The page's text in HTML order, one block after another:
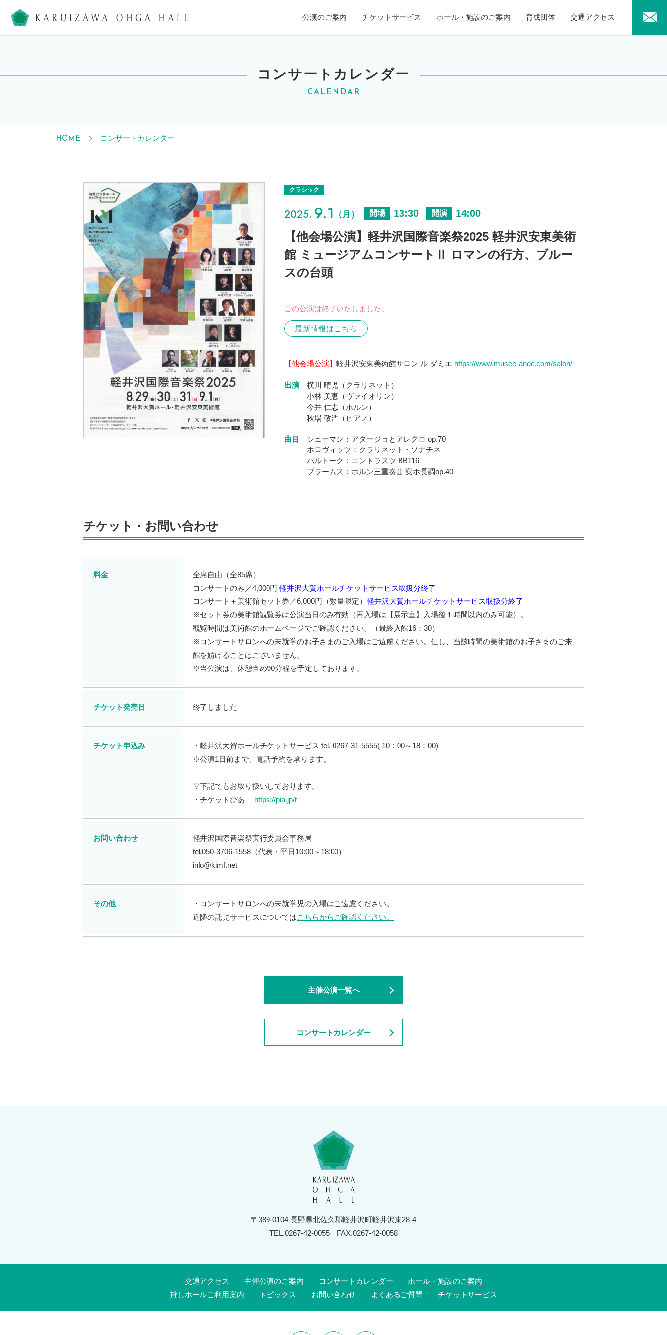
公演のご案内 チケットサービス ホール・施設のご案内 育成団体 交通アクセス
コンサートカレンダー
CALENDAR
HOME コンサートカレンダー
クラシック
2025. 9.1 （月） 開場 13:30 開演 14:00
【他会場公演】軽井沢国際音楽祭2025 軽井沢安東美術
館 ミュージアムコンサートⅡ ロマンの行方、ブルー
スの台頭
この公演は終了いたしました。
最新情報はこちら
【他会場公演】 軽井沢安東美術館サロン ル ダミエ https://www.musee-ando.com/salon/
出演
横川 晴児（クラリネット）
小林 美恵（ヴァイオリン）
今井 仁志（ホルン）
秋場 敬浩（ピアノ）
曲目
シューマン：アダージョとアレグロ op.70
ホロヴィッツ：クラリネット・ソナチネ
バルトーク：コントラスツ BB116
ブラームス：ホルン三重奏曲 変ホ長調op.40
チケット・お問い合わせ
料金
全席自由（全85席）
コンサートのみ／4,000円 軽井沢大賀ホールチケットサービス取扱分終了
コンサート＋美術館セット券／6,000円（数量限定） 軽井沢大賀ホールチケットサービス取扱分終了
※セット券の美術館観覧券は公演当日のみ有効（再入場は【展示室】入場後１時間以内のみ可能）。
観覧時間は美術館のホームページでご確認ください。（最終入館16：30）
※コンサートサロンへの未就学のお子さまのご入場はご遠慮ください。但し、当該時間の美術館のお子さまのご来
館を妨げることはございません。
※当公演は、休憩含め90分程を予定しております。
チケット発売日 終了しました
チケット申込み
・軽井沢大賀ホールチケットサービス tel. 0267-31-5555( 10：00～18：00)
※公演1日前まで、電話予約を承ります。
▽下記でもお取り扱いしております。
・チケットぴあ https://pia.jp/t
お問い合わせ
軽井沢国際音楽祭実行委員会事務局
tel.050-3706-1558（代表・平日10:00～18:00）
info@kimf.net
その他
・コンサートサロンへの未就学児の入場はご遠慮ください。
近隣の託児サービスについてはこちらからご確認ください。
主催公演一覧へ
コンサートカレンダー
〒389-0104 長野県北佐久郡軽井沢町軽井沢東28-4
TEL.0267-42-0055 FAX.0267-42-0058
交通アクセス 主催公演のご案内 コンサートカレンダー
ホール・施設のご案内
貸しホールご利用案内
トピックス お問い合わせ よくあるご質問 チケットサービス